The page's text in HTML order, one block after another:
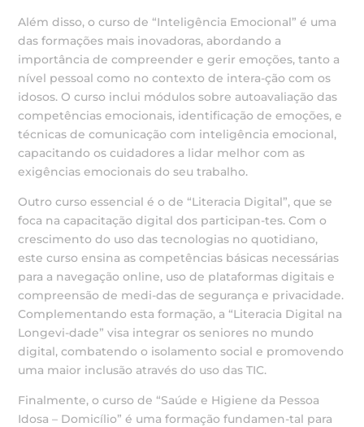
Além disso, o curso de “Inteligência Emocional” é uma
das formações mais inovadoras, abordando a
importância de compreender e gerir emoções, tanto a
nível pessoal como no contexto de intera-ção com os
idosos. O curso inclui módulos sobre autoavaliação das
competências emocionais, identificação de emoções, e
técnicas de comunicação com inteligência emocional,
capacitando os cuidadores a lidar melhor com as
exigências emocionais do seu trabalho.
Outro curso essencial é o de “Literacia Digital”, que se
foca na capacitação digital dos participan-tes. Com o
crescimento do uso das tecnologias no quotidiano,
este curso ensina as competências básicas necessárias
para a navegação online, uso de plataformas digitais e
compreensão de medi-das de segurança e privacidade.
Complementando esta formação, a “Literacia Digital na
Longevi-dade” visa integrar os seniores no mundo
digital, combatendo o isolamento social e promovendo
uma maior inclusão através do uso das TIC.
Finalmente, o curso de “Saúde e Higiene da Pessoa
Idosa – Domicílio” é uma formação fundamen-tal para